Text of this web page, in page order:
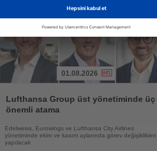
Oku
01.08.2026
Lufthansa Group üst yönetiminde üç
önemli atama
Edelweiss, Eurowings ve Lufthansa City Airlines
yönetiminde ekim ve kasım aylarında görev değişiklikleri
yapılacak